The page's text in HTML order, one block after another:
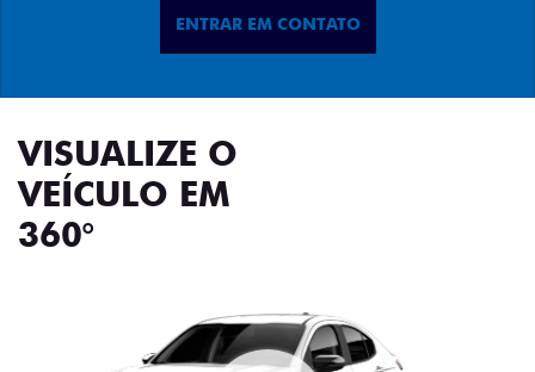
ENTRAR EM CONTATO
VISUALIZE O
VEÍCULO EM
360°